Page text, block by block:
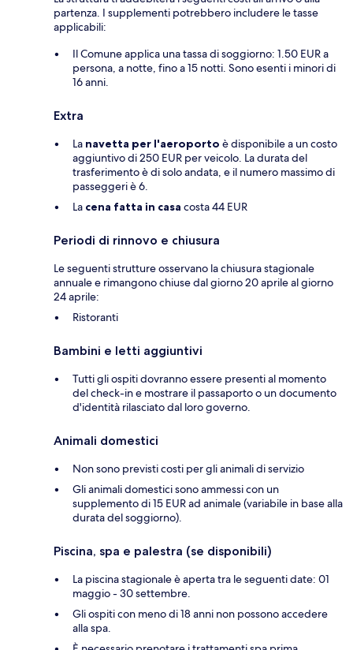
partenza. I supplementi potrebbero includere le tasse
applicabili:
Il Comune applica una tassa di soggiorno: 1.50 EUR a
persona, a notte, fino a 15 notti. Sono esenti i minori di
16 anni.
Extra
La navetta per l'aeroporto è disponibile a un costo
aggiuntivo di 250 EUR per veicolo. La durata del
trasferimento è di solo andata, e il numero massimo di
passeggeri è 6.
La cena fatta in casa costa 44 EUR
Periodi di rinnovo e chiusura
Le seguenti strutture osservano la chiusura stagionale
annuale e rimangono chiuse dal giorno 20 aprile al giorno
24 aprile:
Ristoranti
Bambini e letti aggiuntivi
Tutti gli ospiti dovranno essere presenti al momento
del check-in e mostrare il passaporto o un documento
d'identità rilasciato dal loro governo.
Animali domestici
Non sono previsti costi per gli animali di servizio
Gli animali domestici sono ammessi con un
supplemento di 15 EUR ad animale (variabile in base alla
durata del soggiorno).
Piscina, spa e palestra (se disponibili)
La piscina stagionale è aperta tra le seguenti date: 01
maggio - 30 settembre.
Gli ospiti con meno di 18 anni non possono accedere
alla spa.